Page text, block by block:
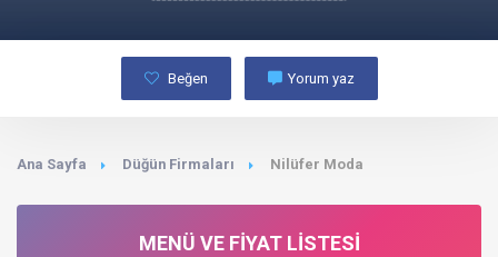
Beğen Yorum yaz
Ana Sayfa Düğün Firmaları Nilüfer Moda
MENÜ VE FIYAT LISTESI